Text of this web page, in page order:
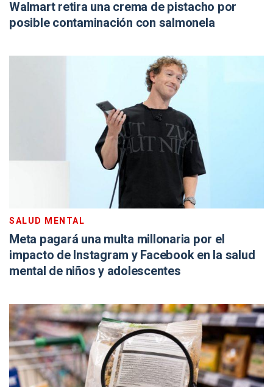
Walmart retira una crema de pistacho por
posible contaminación con salmonela
SALUD MENTAL
Meta pagará una multa millonaria por el
impacto de Instagram y Facebook en la salud
mental de niños y adolescentes